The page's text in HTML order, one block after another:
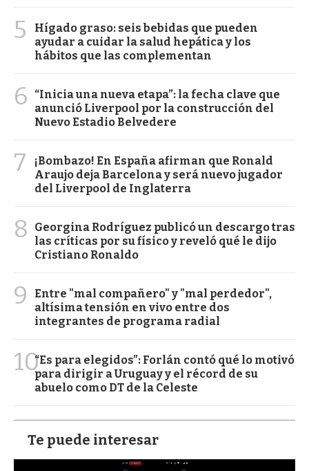
5
Hígado graso: seis bebidas que pueden
ayudar a cuidar la salud hepática y los
hábitos que las complementan
6
“Inicia una nueva etapa”: la fecha clave que
anunció Liverpool por la construcción del
Nuevo Estadio Belvedere
7
¡Bombazo! En España afirman que Ronald
Araujo deja Barcelona y será nuevo jugador
del Liverpool de Inglaterra
8
Georgina Rodríguez publicó un descargo tras
las críticas por su físico y reveló qué le dijo
Cristiano Ronaldo
9
Entre "mal compañero" y "mal perdedor",
altísima tensión en vivo entre dos
integrantes de programa radial
10“Es para elegidos”: Forlán contó qué lo motivó
para dirigir a Uruguay y el récord de su
abuelo como DT de la Celeste
Te puede interesar